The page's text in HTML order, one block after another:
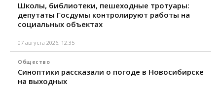
Школы, библиотеки, пешеходные тротуары:
депутаты Госдумы контролируют работы на
социальных объектах
07 августа 2026, 12:35
Общество
Синоптики рассказали о погоде в Новосибирске
на выходных